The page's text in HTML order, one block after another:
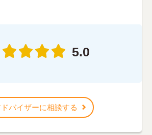
5.0
バイザーに相談する